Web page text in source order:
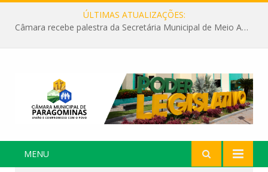
ÚLTIMAS ATUALIZAÇÕES:
Câmara recebe palestra da Secretária Municipal de Meio Ambiente sobre as ações da “SEMANA DO MEIO AMBIENTE”
MENU